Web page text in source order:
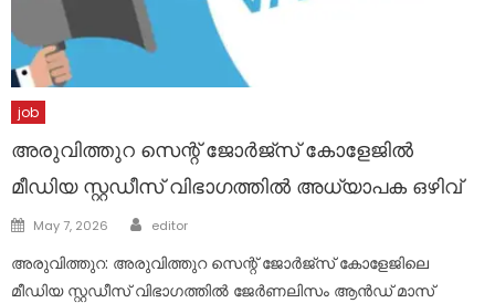
job
അരുവിത്തുറ സെന്റ് ജോർജ്സ് കോളേജിൽ
മീഡിയ സ്റ്റഡീസ് വിഭാഗത്തിൽ അധ്യാപക ഒഴിവ്
Posted
May 7, 2026 Author
editor
അരുവിത്തുറ: അരുവിത്തുറ സെന്റ് ജോർജ്സ് കോളേജിലെ
മീഡിയ സ്റ്റഡീസ് വിഭാഗത്തിൽ ജേർണലിസം ആൻഡ് മാസ്